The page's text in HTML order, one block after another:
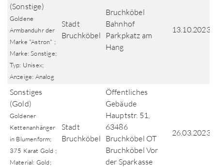
(Sonstige)
Goldene
Armbanduhr der
Marke "Astron" ;
Marke: Sonstige;
Typ: Unisex;
Anzeige: Analog
Stadt
Bruchköbel
Bruchköbel
Bahnhof
Parkpkatz am
Hang
13.10.2023
Sonstiges
(Gold)
Goldener
Kettenanhänger
in Blumenform;
375 Karat Gold ;
Material: Gold;
Stadt
Bruchköbel
Öffentliches
Gebäude
Hauptstr. 51,
63486
Bruchköbel OT
Bruchköbel Vor
der Sparkasse
26.03.2023